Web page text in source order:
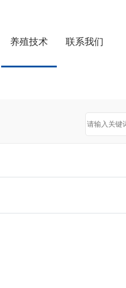
养殖技术 联系我们